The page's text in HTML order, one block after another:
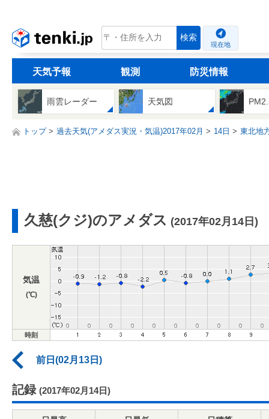
tenki.jp 検索
現在地
天気予報 観測 防災情報
雨雲レーダー 天気図
トップ 過去天気(アメダス実況・気温)2017年02月 14日 東北地
久慈(クジ)のアメダス (2017年02月14日)
気温
(℃)
時刻
前日(02月13日)
記録 (2017年02月14日)